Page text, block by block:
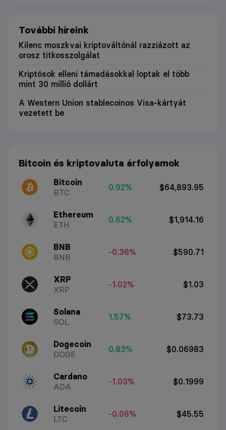
További híreink
Kilenc moszkvai kriptováltónál razziázott az
orosz titkosszolgálat
Kriptósok elleni támadásokkal loptak el több
mint 30 millió dollárt
A Western Union stablecoinos Visa-kártyát
vezetett be
Bitcoin és kriptovaluta árfolyamok
Bitcoin
BTC
0.92% $64,893.95
Ethereum
ETH
0.62% $1,914.16
BNB
BNB
-0.36% $590.71
XRP
XRP
-1.02% $1.03
Solana
SOL
1.57% $73.73
Dogecoin
DOGE
0.83% $0.06983
Cardano
ADA
-1.03% $0.1999
Litecoin
LTC
-0.06% $45.55